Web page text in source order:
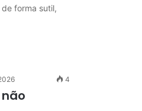
forma sutil,
4